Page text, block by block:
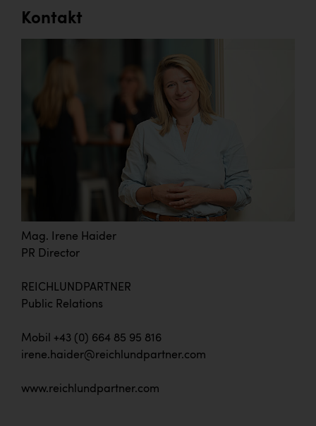
Kontakt
Mag. Irene Haider
PR Director
REICHLUNDPARTNER
Public Relations
Mobil +43 (0) 664 85 95 816
irene.haider@reichlundpartner.com
www.reichlundpartner.com